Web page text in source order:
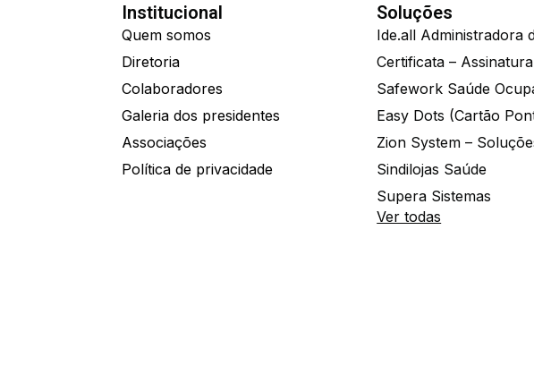
Institucional
Quem somos
Diretoria
Colaboradores
Galeria dos presidentes
Associações
Política de privacidade
Soluções
Safework Saúde
Easy Dots (Cartão
Sindilojas Saúde
Supera Sistemas
Ver todas